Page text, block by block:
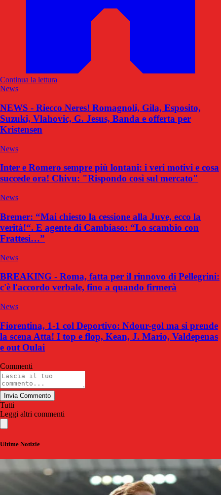
Continua la lettura
News
NEWS - Riecco Neres! Romagnoli, Gila, Esposito,
Suzuki, Vlahovic, G. Jesus, Banda e offerta per
Kristensen
News
Inter e Romero sempre più lontani: i veri motivi e cosa
succede ora! Chivu: "Rispondo così sul mercato"
News
Bremer: “Mai chiesto la cessione alla Juve, ecco la
verità!“. E agente di Cambiaso: “Lo scambio con
Frattesi…”
News
BREAKING - Roma, fatta per il rinnovo di Pellegrini:
c'è l'accordo verbale, fino a quando firmerà
News
Fiorentina, 1-1 col Deportivo: Ndour-gol ma si prende
la scena Atta! I top e flop, Kean, J. Mario, Valdepenas
e out Oulai
Commenti
Invia Commento
Tutti
Leggi altri commenti
Ultime Notizie